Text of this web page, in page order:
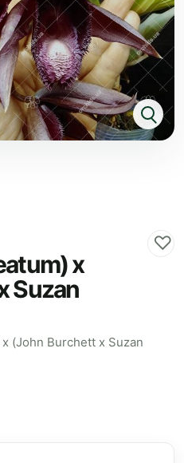
x
Suzan
♡
(John Burchett x Suzan